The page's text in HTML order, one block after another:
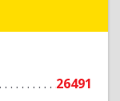
26491